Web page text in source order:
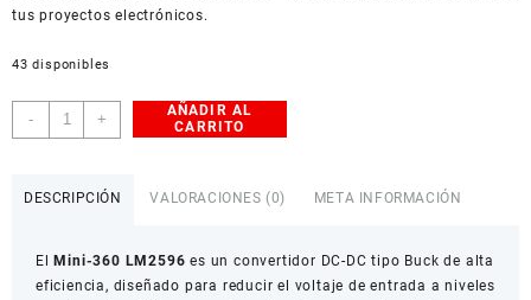
tus proyectos electrónicos.
43 disponibles
-
Mini-
360
LM2596
2A
+
AÑADIR AL
CARRITO
DESCRIPCIÓN VALORACIONES (0) META INFORMACIÓN
ElMini-360 LM2596 es un convertidor DC-DC tipo Buck de alta
eficiencia, diseñado para reducir el voltaje de entrada a niveles